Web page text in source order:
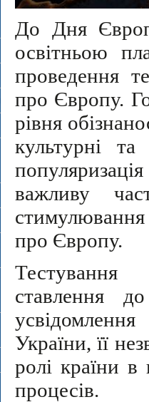
До Дня
освітньою
проведення
про Європу.
рівня
культурні
важливу
про Європу.
ставлення
України, її
ролі країни в
процесів.